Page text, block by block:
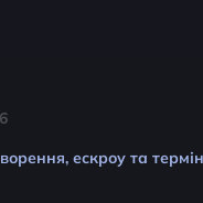
ескроу та